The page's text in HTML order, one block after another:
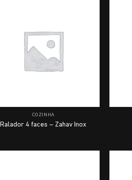
COZINHA
Ralador 4 faces – Zahav Inox